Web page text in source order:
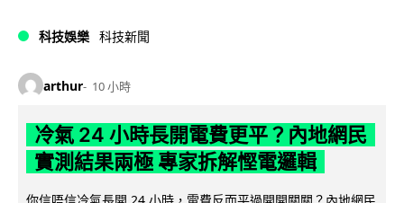
科技娛樂 科技新聞
arthur 10 小時
冷氣 24 小時長開電費更平？內地網民
實測結果兩極 專家拆解慳電邏輯